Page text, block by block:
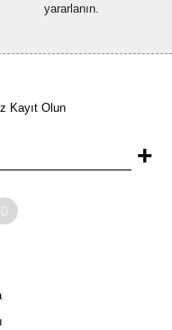
yararlanın.
Kayıt Olun
+